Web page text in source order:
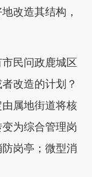
改造其结构，
民问政鹿城区
改造的计划？
属地街道将核
为综合管理岗
岗亭；微型消